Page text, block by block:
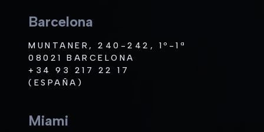
Barcelona
MUNTANER, 240-242, 1º-1ª
08021 BARCELONA
+34 93 217 22 17
(ESPAÑA)
Miami